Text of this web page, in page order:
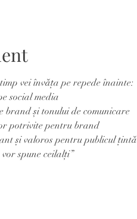
vei învăța pe repede înainte:
social media
brand și tonului de comunicare
potrivite pentru brand
și valoros pentru publicul țintă
spune ceilalți”